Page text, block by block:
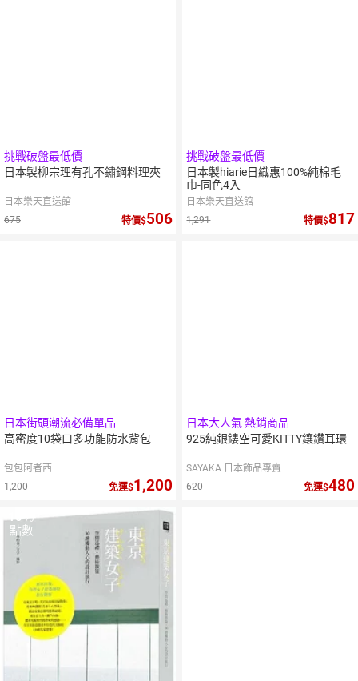
挑戰破盤最低價
日本製柳宗理有孔不鏽鋼料理夾
日本樂天直送館
675
特價 506
挑戰破盤最低價
日本製hiarie日織惠100%純棉毛
巾-同色4入
日本樂天直送館
1,291
特價 817
日本街頭潮流必備單品
高密度10袋口多功能防水背包
包包阿者西
1,200
免運 1,200
日本大人氣 熱銷商品
925純銀鏤空可愛KITTY鑲鑽耳環
SAYAKA 日本飾品專賣
620
免運 480
10％
點數